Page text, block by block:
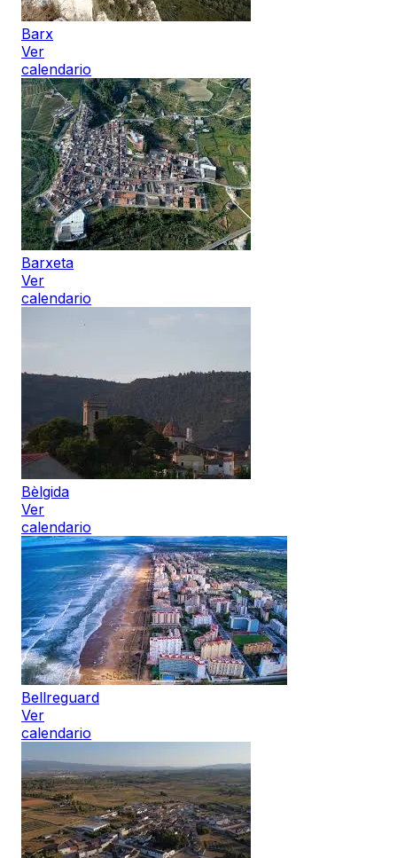
Barx
Ver
calendario
Barxeta
Ver
calendario
Bèlgida
Ver
calendario
Bellreguard
Ver
calendario